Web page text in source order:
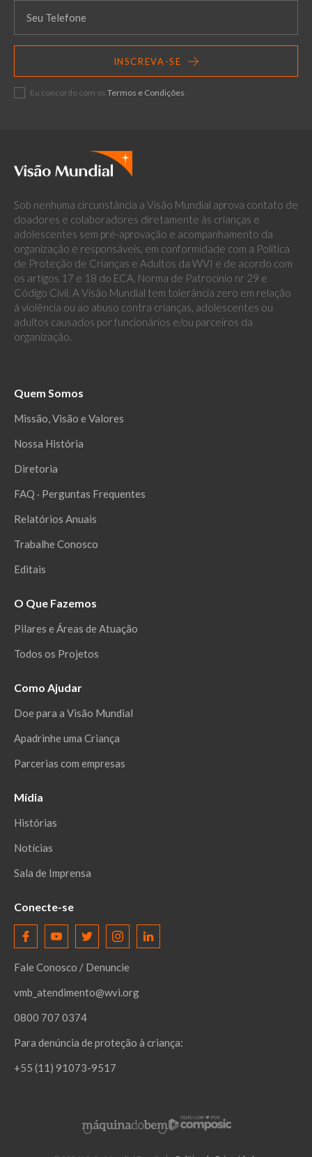
INSCREVA-SE
Eu concordo com os Termos e Condições.
Sob nenhuma circunstância a Visão Mundial aprova contato de
doadores e colaboradores diretamente às crianças e
adolescentes sem pré-aprovação e acompanhamento da
organização e responsáveis, em conformidade com a Política
de Proteção de Crianças e Adultos da WVI e de acordo com
os artigos 17 e 18 do ECA, Norma de Patrocínio nr 29 e
Código Civil. A Visão Mundial tem tolerância zero em relação
à violência ou ao abuso contra crianças, adolescentes ou
adultos causados por funcionários e/ou parceiros da
organização.
Quem Somos
Missão, Visão e Valores
Nossa História
Diretoria
FAQ ‧ Perguntas Frequentes
Relatórios Anuais
Trabalhe Conosco
Editais
O Que Fazemos
Pilares e Áreas de Atuação
Todos os Projetos
Como Ajudar
Doe para a Visão Mundial
Apadrinhe uma Criança
Parcerias com empresas
Mídia
Histórias
Notícias
Sala de Imprensa
Conecte-se
Fale Conosco / Denuncie
vmb_atendimento@wvi.org
0800 707 0374
Para denúncia de proteção à criança:
+55 (11) 91073-9517